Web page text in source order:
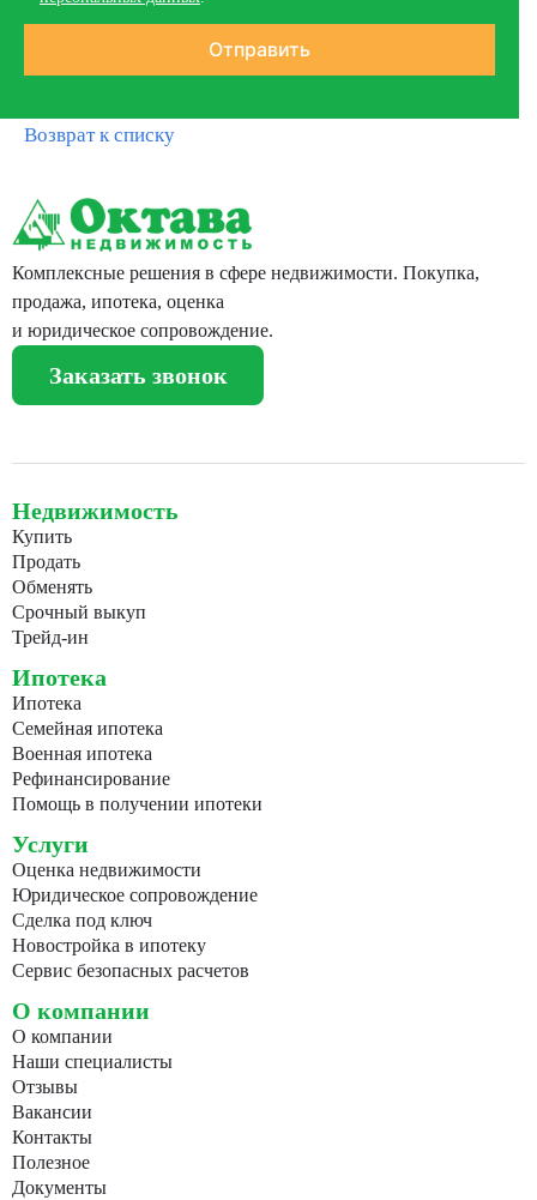
Возврат к списку
Комплексные решения в сфере недвижимости. Покупка,
продажа, ипотека, оценка
и юридическое сопровождение.
Заказать звонок
Недвижимость
Купить
Продать
Обменять
Срочный выкуп
Трейд-ин
Ипотека
Ипотека
Семейная ипотека
Военная ипотека
Рефинансирование
Помощь в получении ипотеки
Услуги
Оценка недвижимости
Юридическое сопровождение
Сделка под ключ
Новостройка в ипотеку
Сервис безопасных расчетов
О компании
О компании
Наши специалисты
Отзывы
Вакансии
Контакты
Полезное
Документы